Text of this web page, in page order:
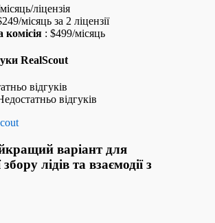
ліцензія
місяць за 2 ліцензії
комісія : $499/місяць
RealScout
відгуків
відгуків
варіант для
лідів та взаємодії з